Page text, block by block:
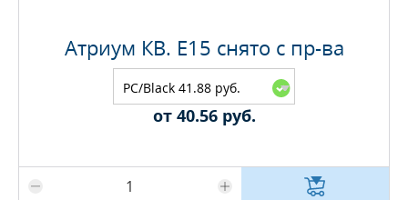
Атриум КВ. E15 снято с пр-ва
PC/Black 41.88 руб.
от 40.56 руб.